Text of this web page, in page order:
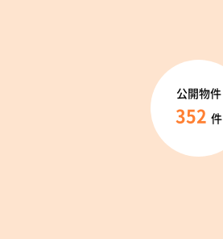
公開物件
352 件